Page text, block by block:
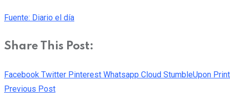
Fuente: Diario el día
Share This Post:
Facebook Twitter Pinterest Whatsapp Cloud StumbleUpon Print
Previous Post